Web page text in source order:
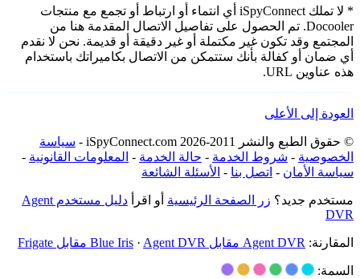
* لا تملك iSpyConnect أي انتماء أو ارتباط أو تجمع مع منتجات
Docooler. تم الحصول على تفاصيل الاتصال المقدمة هنا من
المجتمع وقد تكون غير مكتملة أو غير دقيقة أو قديمة. نحن لا نقدم
أي ضمان أو كفالة بأنك ستتمكن من الاتصال بكاميراتك باستخدام
هذه عناوين URL.
العودة إلى الأعلى
© حقوق الطبع والنشر 2011-2026 iSpyConnect.com -
سياسة
الخصوصية - شروط الخدمة - حالة الخدمة - المعلومات القانونية -
سياسة الأمان - اتصل بنا - الأسئلة الشائعة
مستخدم جديد؟ زر الصفحة الرئيسية أو اقرأ
دليل مستخدم Agent
DVR
المقارنة: Agent DVR مقابل Blue Iris · Agent DVR مقابل Frigate
السمة: